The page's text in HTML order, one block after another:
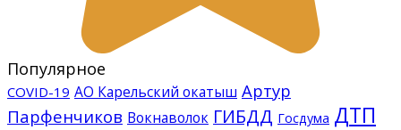
Популярное
COVID-19 АО Карельский окатыш Артур
Парфенчиков Вокнаволок ГИБДД Госдума ДТП